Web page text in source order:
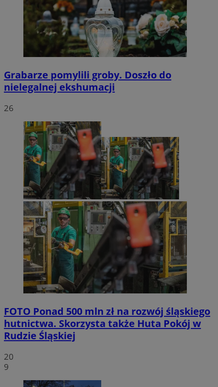
Grabarze pomylili groby. Doszło do
nielegalnej ekshumacji
26
FOTO Ponad 500 mln zł na rozwój śląskiego
hutnictwa. Skorzysta także Huta Pokój w
Rudzie Śląskiej
20
9